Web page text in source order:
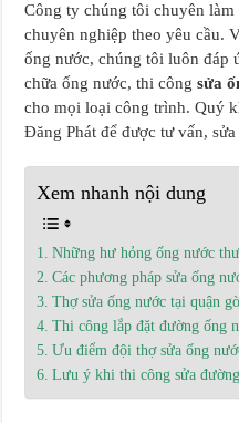
Công ty chúng tôi chuyên làm
chuyên nghiệp theo yêu cầu.
ống nước, chúng tôi luôn đáp
chữa ống nước, thi côngsửa
cho mọi loại công trình. Quý
Đăng Phát để được tư vấn,
Xem nhanh nội dung
Những hư hỏng ống nước
Các phương pháp sửa ống
Thợ sửa ống nước tại quận
Thi công lắp đặt đường ống
Ưu điểm đội thợ sửa ống
Lưu ý khi thi công sửa